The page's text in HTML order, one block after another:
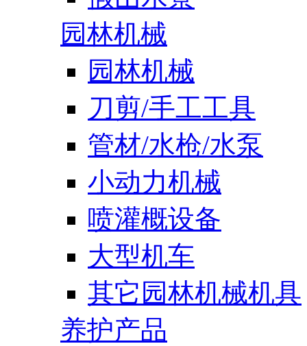
园林机械
园林机械
刀剪/手工工具
管材/水枪/水泵
小动力机械
喷灌概设备
大型机车
其它园林机械机具
养护产品